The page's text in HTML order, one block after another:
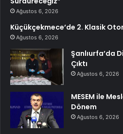
Ağustos 6, 2026
Küçükçekmece’de 2. Klasik
Ağustos 6, 2026
Şanlıurfa’da
Çıktı
Ağustos 6, 2026
MESEM ile
Dönem
Ağustos 6, 2026